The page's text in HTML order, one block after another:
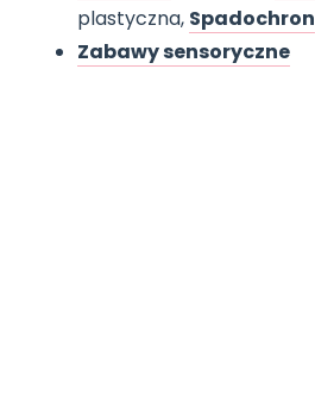
plastyczna, Spadochron
Zabawy sensoryczne